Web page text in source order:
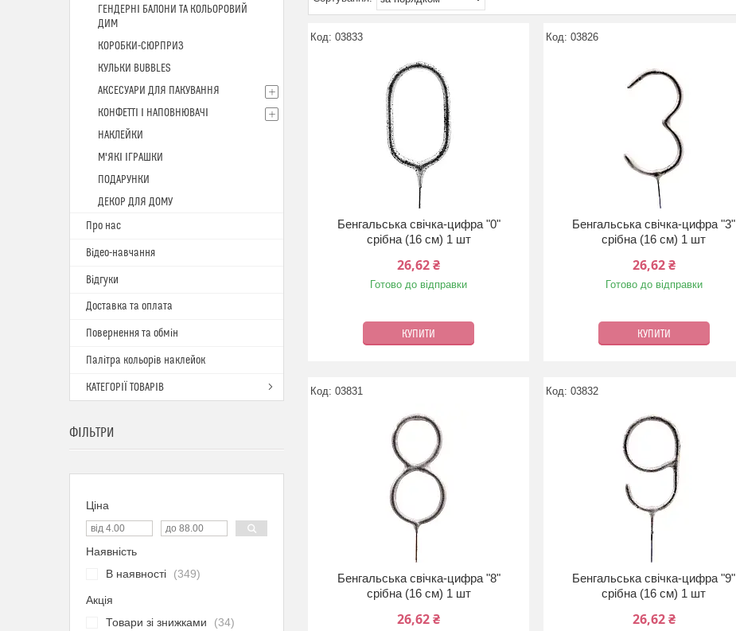
03833
Бенгальська свічка-цифра "0"
срібна (16 см) 1 шт
26,62 ₴
Готово до відправки
КУПИТИ
03826
Бенгальська свічка-цифра "3"
срібна (16 см) 1 шт
26,62 ₴
Готово до відправки
КУПИТИ
03831
Бенгальська свічка-цифра "8"
срібна (16 см) 1 шт
26,62 ₴
03832
Бенгальська свічка-цифра "9"
срібна (16 см) 1 шт
26,62 ₴
ГЕНДЕРНІ БАЛОНИ ТА КОЛЬОРОВИЙ
ДИМ
КОРОБКИ-СЮРПРИЗ
КУЛЬКИ BUBBLES
АКСЕСУАРИ ДЛЯ ПАКУВАННЯ
КОНФЕТТІ І НАПОВНЮВАЧІ
НАКЛЕЙКИ
М'ЯКІ ІГРАШКИ
ПОДАРУНКИ
ДЕКОР ДЛЯ ДОМУ
Про нас
Відео-навчання
Відгуки
Доставка та оплата
Повернення та обмін
Палітра кольорів наклейок
КАТЕГОРІЇ ТОВАРІВ
ФІЛЬТРИ
Ціна
Наявність
В наявності
349
Акція
Товари зі знижками
34